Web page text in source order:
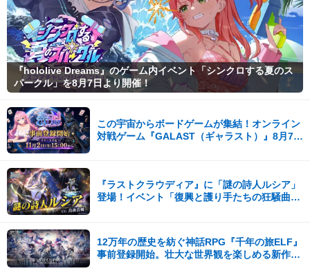
『hololive Dreams』のゲーム内イベント「シンクロする夏のス
パークル」を8月7日より開催！
この宇宙からボードゲームが集結！オンライン
対戦ゲーム『GALAST（ギャラスト）』8月7日
『ラストクラウディア』に「謎の詩人ルシア」
登場！イベント「復興と護り手たちの狂騒曲」
12万年の歴史を紡ぐ神話RPG『千年の旅ELF』
事前登録開始。壮大な世界観を楽しめる新作ス